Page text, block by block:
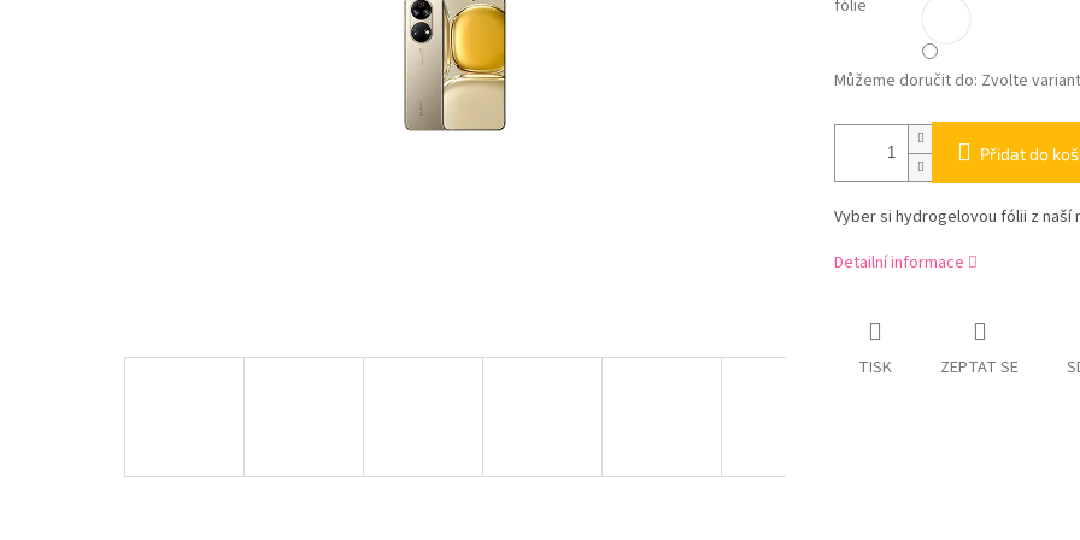
fólie
Můžeme doručit do: Zvolte
Přidat do
Vyber si hydrogelovou fólii z naší
Detailní informace
TISK ZEPTAT SE